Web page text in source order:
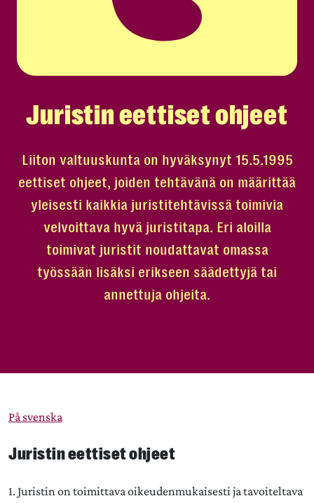
Juristin eettiset ohjeet
Liiton valtuuskunta on hyväksynyt 15.5.1995
eettiset ohjeet, joiden tehtävänä on määrittää
yleisesti kaikkia juristitehtävissä toimivia
velvoittava hyvä juristitapa. Eri aloilla
toimivat juristit noudattavat omassa
työssään lisäksi erikseen säädettyjä tai
annettuja ohjeita.
På svenska
Juristin eettiset ohjeet
1. Juristin on toimittava oikeudenmukaisesti ja tavoiteltava